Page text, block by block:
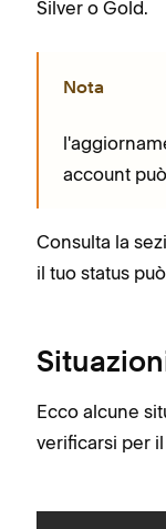
Silver o Gold.
Nota
account
Consulta la
il tuo status
Ecco alcune
verificarsi per il